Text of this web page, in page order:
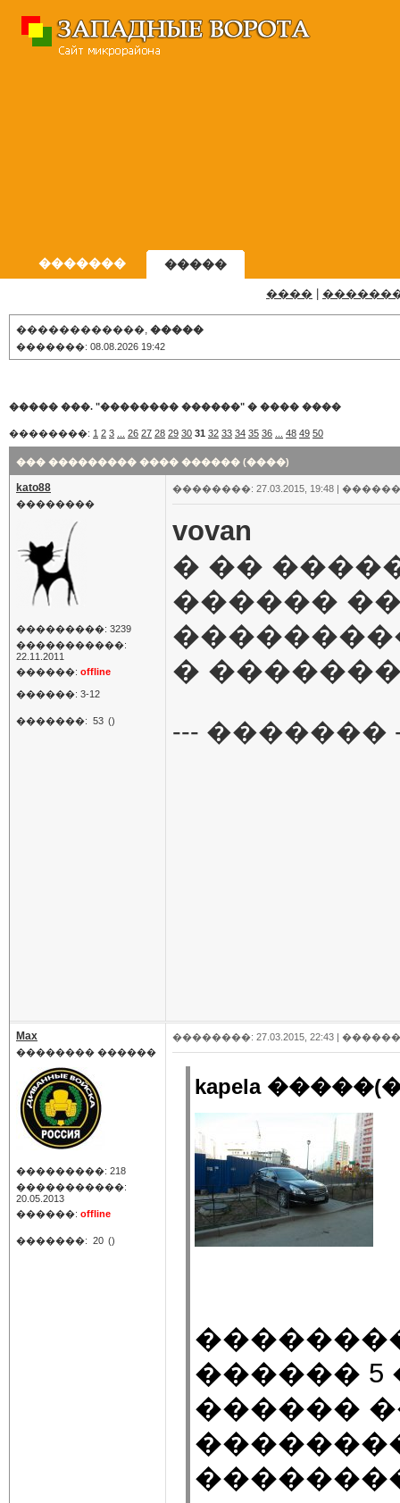
������� �����
����
������������, �����
�������: 08.08.2026 19:42
����� ���. "�������� ������" � ���� ����
��������: 1 2 3 26 27 28 29 30 31 32 33 34 35 36 48 49 50
��� ��������� ���� ������ (����)
kato88
��������
���������: 3239
�����������:
22.11.2011
������: offline
������: 3-12
�������: 53 ()
��������: 27.03.2015, 19:48 |
vovan
� ��
������
�
--- �������
Max
�������� ������
���������: 218
�����������:
20.05.2013
������: offline
�������: 20 ()
��������: 27.03.2015, 22:43 |
kapela
������ 5
������